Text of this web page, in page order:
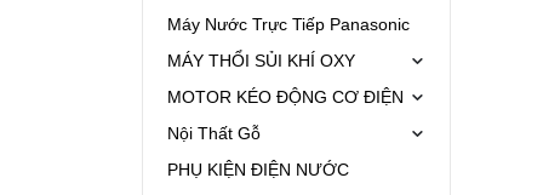
Máy Nước Trực Tiếp Panasonic
MÁY THỔI SỦI KHÍ OXY
MOTOR KÉO ĐỘNG CƠ ĐIỆN
Nội Thất Gỗ
PHỤ KIỆN ĐIỆN NƯỚC